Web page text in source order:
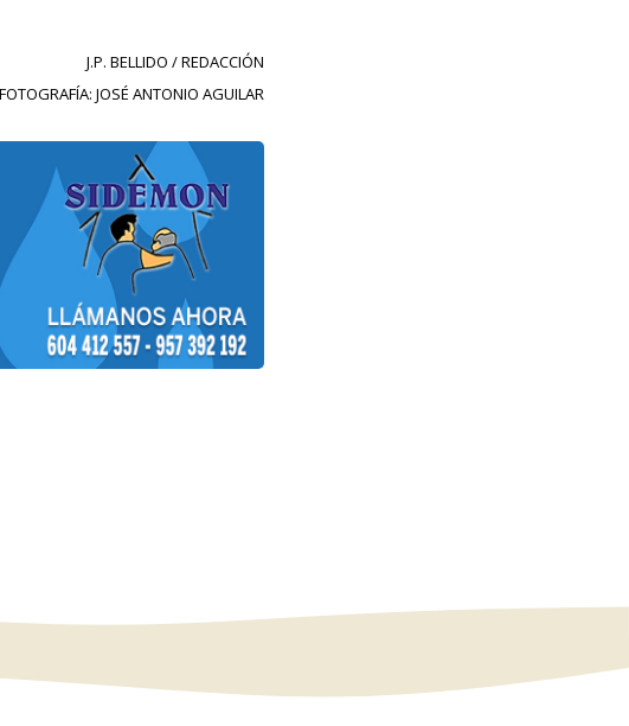
J.P. BELLIDO / REDACCIÓN
FOTOGRAFÍA: JOSÉ ANTONIO AGUILAR